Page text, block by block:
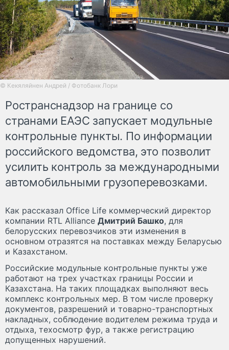
© Кекяляйнен Андрей / Фотобанк Лори
Ространснадзор на границе со
странами ЕАЭС запускает модульные
контрольные пункты. По информации
российского ведомства, это позволит
усилить контроль за международными
автомобильными грузоперевозками.
Как рассказал Office Life коммерческий директор
компании RTL Alliance Дмитрий Башко, для
белорусских перевозчиков эти изменения в
основном отразятся на поставках между Беларусью
и Казахстаном.
Российские модульные контрольные пункты уже
работают на трех участках границы России и
Казахстана. На таких площадках выполняют весь
комплекс контрольных мер. В том числе проверку
документов, разрешений и товарно-транспортных
накладных, соблюдение водителем режима труда и
отдыха, техосмотр фур, а также регистрацию
допущенных нарушений.